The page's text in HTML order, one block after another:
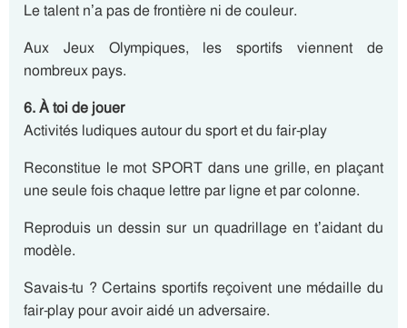
Le talent n’a pas de frontière ni de couleur.
Aux Jeux Olympiques, les sportifs viennent de
nombreux pays.
6. À toi de jouer
Activités ludiques autour du sport et du fair-play
Reconstitue le mot SPORT dans une grille, en plaçant
une seule fois chaque lettre par ligne et par colonne.
Reproduis un dessin sur un quadrillage en t’aidant du
modèle.
Savais-tu ? Certains sportifs reçoivent une médaille du
fair-play pour avoir aidé un adversaire.